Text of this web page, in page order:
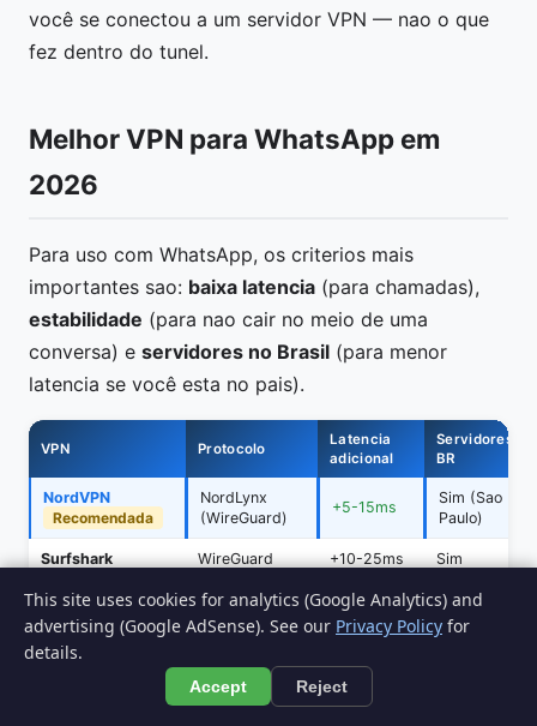
você se conectou a um servidor VPN — nao o que
fez dentro do tunel.
Melhor VPN para WhatsApp em
2026
Para uso com WhatsApp, os criterios mais
importantes sao: baixa latencia (para chamadas),
estabilidade (para nao cair no meio de uma
conversa) e servidores no Brasil (para menor
latencia se você esta no pais).
VPN Protocolo
Latencia
adicional
Servidores
BR
NordVPN
Recomendada
NordLynx
(WireGuard)
+5-15ms
Sim (Sao
Paulo)
Surfshark WireGuard +10-25ms Sim
ExpressVPN Lightway +8-20ms Sim
Latencia adicional medida conectando a servidor no mesmo
pais. Fonte de dados de velocidade:TechRadar — Best VPN
This site uses cookies for analytics (Google Analytics) and
advertising (Google AdSense). See our Privacy Policy for
details.
Accept Reject